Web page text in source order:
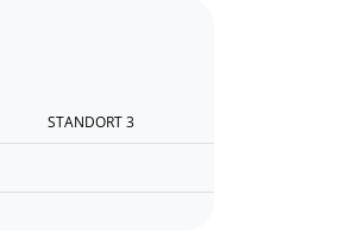
STANDORT 3